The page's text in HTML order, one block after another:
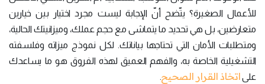
للأعمال الصغيرة؟ يتّضح أنّ الإجابة ليست مجرد اختيار بين خيارين
متعارضين، بل هي تحديد ما يتماشى مع حجم عملك، وميزانيتك الحالية،
ومتطلبات الأمان التي تحتاجها بياناتك. لكل نموذج ميزاته وفلسفته
التشغيلية الخاصة به، والفهم العميق لهذه الفروق هو ما يساعدك
علىاتخاذ القرار الصحيح.